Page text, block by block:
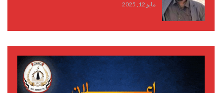
مايو 12, 2025